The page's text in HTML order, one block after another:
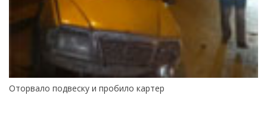
Оторвало подвеску и пробило картер